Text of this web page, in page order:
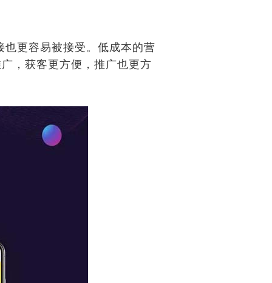
更容易被接受。低成本的营
，获客更方便，推广也更方